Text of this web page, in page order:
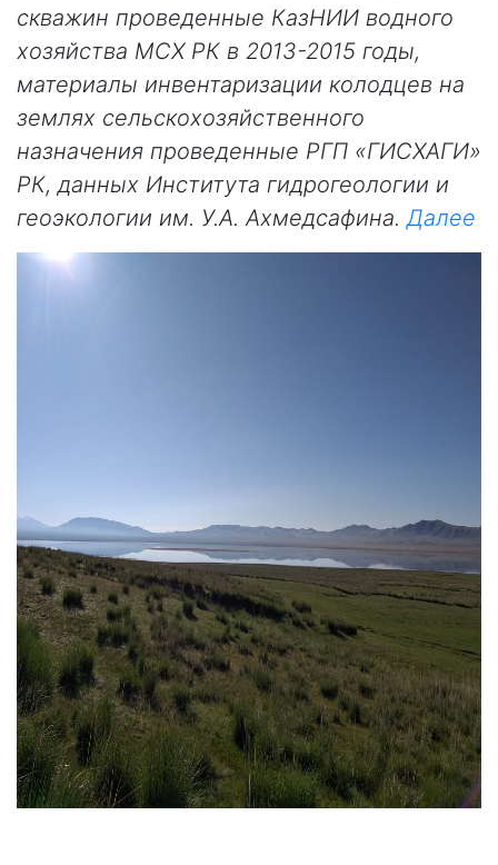
скважин проведенные КазНИИ водного
хозяйства МСХ РК в 2013-2015 годы,
материалы инвентаризации колодцев на
землях сельскохозяйственного
назначения проведенные РГП «ГИСХАГИ»
РК, данных Института гидрогеологии и
геоэкологии им. У.А. Ахмедсафина.Далее